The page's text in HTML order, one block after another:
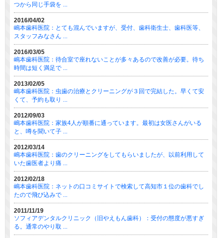
つから同じ手袋を ...
2016/04/02
嶋本歯科医院：とても混んでいますが、受付、歯科衛生士、歯科医等、
スタッフみなさん ...
2016/03/05
嶋本歯科医院：待合室で座れないことが多々あるので改善が必要。待ち
時間は短く満足で ...
2013/02/05
嶋本歯科医院：虫歯の治療とクリーニングが３回で完結した。早くて安
くて、予約も取り ...
2012/09/03
嶋本歯科医院：家族4人が順番に通っています。最初は女医さんがいる
と、噂を聞いて子 ...
2012/03/14
嶋本歯科医院：歯のクリーニングをしてもらいましたが、以前利用して
いた歯医者より痛 ...
2012/02/18
嶋本歯科医院：ネットの口コミサイトで検索して高知市１位の歯科でし
たので飛び込みで ...
2011/11/19
ソフィアデンタルクリニック（旧やえもん歯科）：受付の態度が悪すぎ
る。通常のやり取 ...